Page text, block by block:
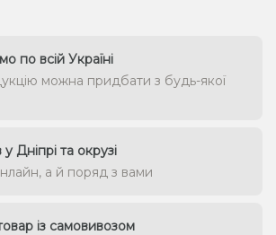
по всій Україні
можна придбати з будь-якої
у Дніпрі та окрузі
а й поряд з вами
із самовивозом